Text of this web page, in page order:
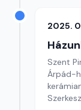
2025.
Szent
Árpád-